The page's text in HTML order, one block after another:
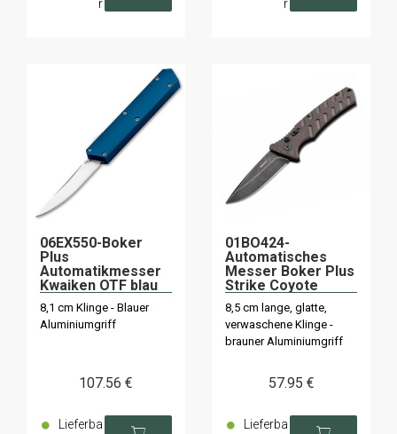
r r
06EX550-Boker
Plus
Automatikmesser
Kwaiken OTF blau
8,1 cm Klinge - Blauer
Aluminiumgriff
107.56 €
Lieferba
01BO424-
Automatisches
Messer Boker Plus
Strike Coyote
Spearpoint
8,5 cm lange, glatte,
verwaschene Klinge -
brauner Aluminiumgriff
57.95 €
Lieferba